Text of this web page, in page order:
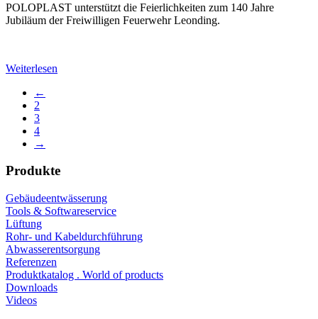
POLOPLAST unterstützt die Feierlichkeiten zum 140 Jahre
Jubiläum der Freiwilligen Feuerwehr Leonding.
Weiterlesen
←
2
3
4
→
Produkte
Gebäudeentwässerung
Tools & Softwareservice
Lüftung
Rohr- und Kabeldurchführung
Abwasserentsorgung
Referenzen
Produktkatalog . World of products
Downloads
Videos